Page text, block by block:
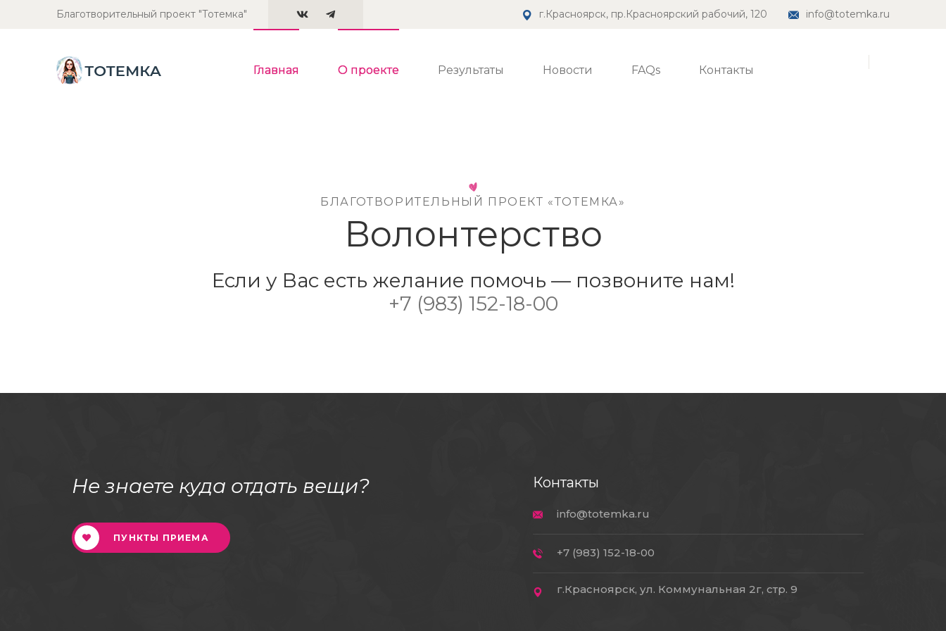
Благотворительный проект "Тотемка" г.Красноярск, пр.Красноярский рабочий, 120 info@totemka.ru
Главная О проекте Результаты Новости FAQs Контакты
БЛАГОТВОРИТЕЛЬНЫЙ ПРОЕКТ «ТОТЕМКА»
Волонтерство
Если у Вас есть желание помочь — позвоните нам!
+7 (983) 152-18-00
Не знаете куда отдать вещи?
ПУНКТЫ ПРИЕМА
Контакты
info@totemka.ru
+7 (983) 152-18-00
г.Красноярск, ул. Коммунальная 2г, стр. 9